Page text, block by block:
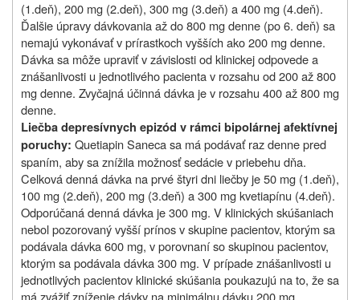
(1.deň), 200 mg (2.deň), 300 mg (3.deň) a 400 mg (4.deň).
Ďalšie úpravy dávkovania až do 800 mg denne (po 6. deň) sa
nemajú vykonávať v prírastkoch vyšších ako 200 mg denne.
Dávka sa môže upraviť v závislosti od klinickej odpovede a
znášanlivosti u jednotlivého pacienta v rozsahu od 200 až 800
mg denne. Zvyčajná účinná dávka je v rozsahu 400 až 800 mg
denne.
Liečba depresívnych epizód v rámci bipolárnej afektívnej
poruchy: Quetiapin Saneca sa má podávať raz denne pred
spaním, aby sa znížila možnosť sedácie v priebehu dňa.
Celková denná dávka na prvé štyri dni liečby je 50 mg (1.deň),
100 mg (2.deň), 200 mg (3.deň) a 300 mg kvetiapínu (4.deň).
Odporúčaná denná dávka je 300 mg. V klinických skúšaniach
nebol pozorovaný vyšší prínos v skupine pacientov, ktorým sa
podávala dávka 600 mg, v porovnaní so skupinou pacientov,
ktorým sa podávala dávka 300 mg. V prípade znášanlivosti u
jednotlivých pacientov klinické skúšania poukazujú na to, že sa
má zvážiť zníženie dávky na minimálnu dávku 200 mg.